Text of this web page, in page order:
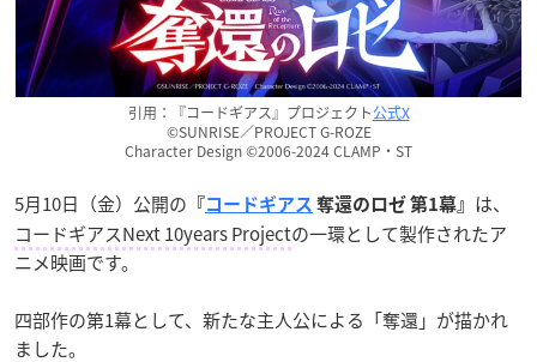
引用：『コードギアス』プロジェクト公式X
©SUNRISE／PROJECT G-ROZE
Character Design ©2006-2024 CLAMP・ST
5月10日（金）公開の 『コードギアス 奪還のロゼ 第1幕』 は、
コードギアスNext 10years Projectの一環として製作されたア
ニメ映画です。
四部作の第1幕として、新たな主人公による「奪還」が描かれ
ました。